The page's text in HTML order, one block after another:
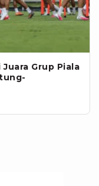
Grup Piala